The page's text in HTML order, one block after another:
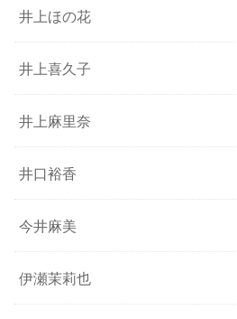
井上ほの花
井上喜久子
井上麻里奈
井口裕香
今井麻美
伊瀬茉莉也